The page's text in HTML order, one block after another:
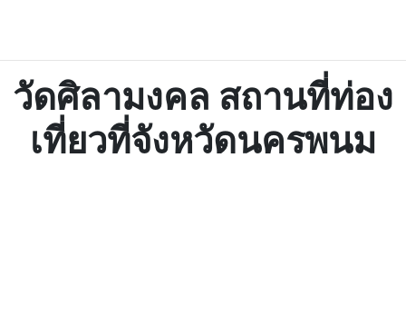
วัดศิลามงคล สถานที่ท่อง
เที่ยวที่จังหวัดนครพนม